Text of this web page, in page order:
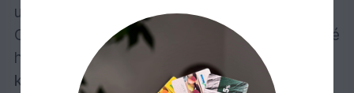
uvnitř
Obzvláště se doporučuje na nábytek a dětské
hračky, podlahy (U podlah se doporučuje
konečný nátěr Tvrdým voskovým olejem),